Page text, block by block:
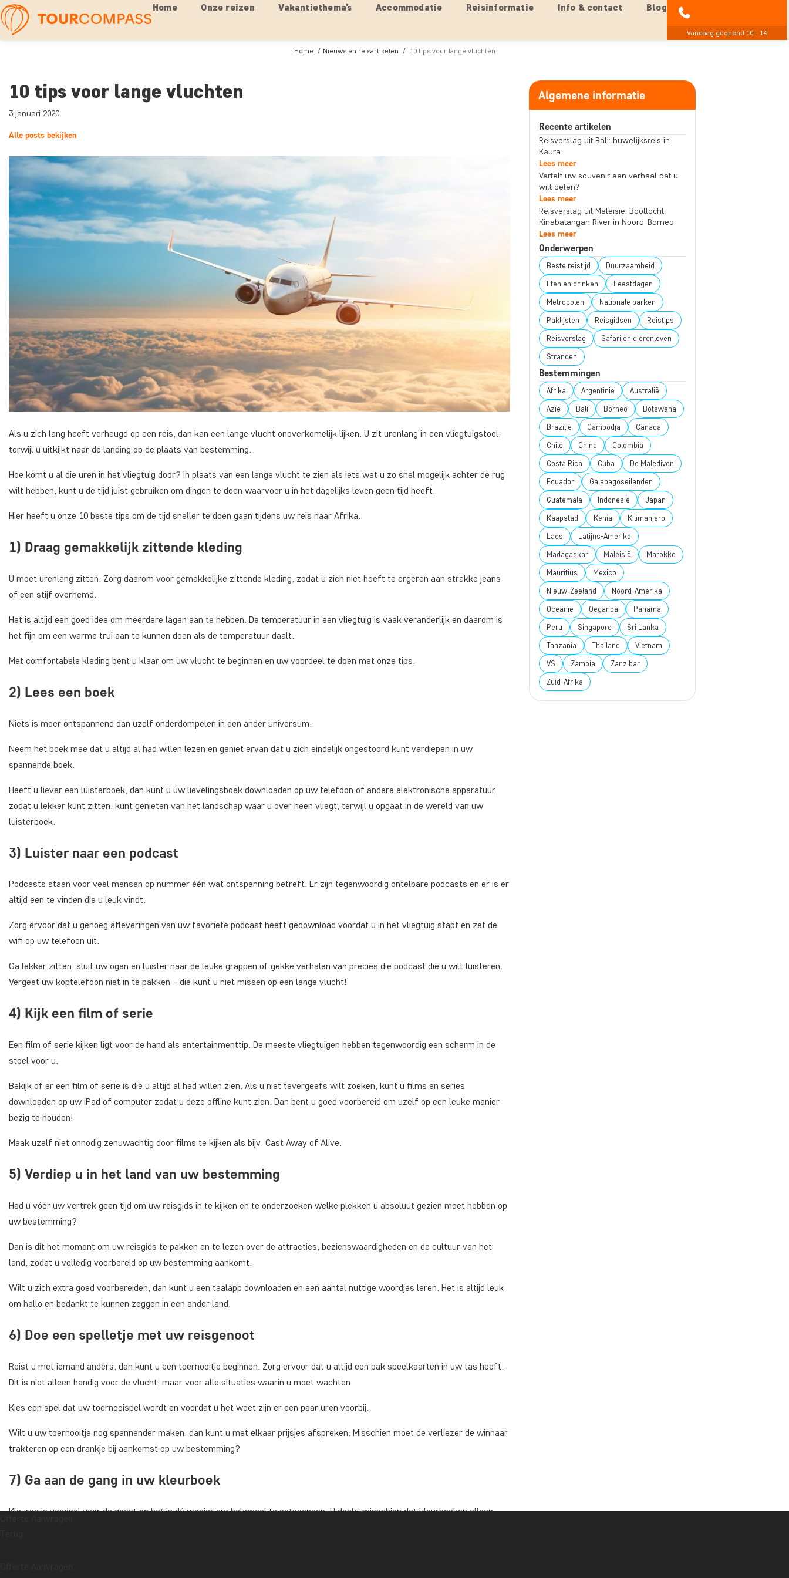
Home Onze reizen Vakantiethema’s Accommodatie Reisinformatie Info & contact Blog
Vandaag geopend 10 - 14
Home Nieuws en reisartikelen 10 tips voor lange vluchten
10 tips voor lange vluchten
3 januari 2020
Alle posts bekijken
Als u zich lang heeft verheugd op een reis, dan kan een lange vlucht onoverkomelijk lijken. U zit urenlang in een vliegtuigstoel,
terwijl u uitkijkt naar de landing op de plaats van bestemming.
Hoe komt u al die uren in het vliegtuig door? In plaats van een lange vlucht te zien als iets wat u zo snel mogelijk achter de rug
wilt hebben, kunt u de tijd juist gebruiken om dingen te doen waarvoor u in het dagelijks leven geen tijd heeft.
Hier heeft u onze 10 beste tips om de tijd sneller te doen gaan tijdens uw reis naar Afrika.
1) Draag gemakkelijk zittende kleding
U moet urenlang zitten. Zorg daarom voor gemakkelijke zittende kleding, zodat u zich niet hoeft te ergeren aan strakke jeans
of een stijf overhemd.
Het is altijd een goed idee om meerdere lagen aan te hebben. De temperatuur in een vliegtuig is vaak veranderlijk en daarom is
het fijn om een warme trui aan te kunnen doen als de temperatuur daalt.
Met comfortabele kleding bent u klaar om uw vlucht te beginnen en uw voordeel te doen met onze tips.
2) Lees een boek
Niets is meer ontspannend dan uzelf onderdompelen in een ander universum.
Neem het boek mee dat u altijd al had willen lezen en geniet ervan dat u zich eindelijk ongestoord kunt verdiepen in uw
spannende boek.
Heeft u liever een luisterboek, dan kunt u uw lievelingsboek downloaden op uw telefoon of andere elektronische apparatuur,
zodat u lekker kunt zitten, kunt genieten van het landschap waar u over heen vliegt, terwijl u opgaat in de wereld van uw
luisterboek.
3) Luister naar een podcast
Podcasts staan voor veel mensen op nummer één wat ontspanning betreft. Er zijn tegenwoordig ontelbare podcasts en er is er
altijd een te vinden die u leuk vindt.
Zorg ervoor dat u genoeg afleveringen van uw favoriete podcast heeft gedownload voordat u in het vliegtuig stapt en zet de
wifi op uw telefoon uit.
Ga lekker zitten, sluit uw ogen en luister naar de leuke grappen of gekke verhalen van precies die podcast die u wilt luisteren.
Vergeet uw koptelefoon niet in te pakken – die kunt u niet missen op een lange vlucht!
4) Kijk een film of serie
Een film of serie kijken ligt voor de hand als entertainmenttip. De meeste vliegtuigen hebben tegenwoordig een scherm in de
stoel voor u.
Bekijk of er een film of serie is die u altijd al had willen zien. Als u niet tevergeefs wilt zoeken, kunt u films en series
downloaden op uw iPad of computer zodat u deze offline kunt zien. Dan bent u goed voorbereid om uzelf op een leuke manier
bezig te houden!
Maak uzelf niet onnodig zenuwachtig door films te kijken als bijv. Cast Away of Alive.
5) Verdiep u in het land van uw bestemming
Had u vóór uw vertrek geen tijd om uw reisgids in te kijken en te onderzoeken welke plekken u absoluut gezien moet hebben op
uw bestemming?
Dan is dit het moment om uw reisgids te pakken en te lezen over de attracties, bezienswaardigheden en de cultuur van het
land, zodat u volledig voorbereid op uw bestemming aankomt.
Wilt u zich extra goed voorbereiden, dan kunt u een taalapp downloaden en een aantal nuttige woordjes leren. Het is altijd leuk
om hallo en bedankt te kunnen zeggen in een ander land.
6) Doe een spelletje met uw reisgenoot
Reist u met iemand anders, dan kunt u een toernooitje beginnen. Zorg ervoor dat u altijd een pak speelkaarten in uw tas heeft.
Dit is niet alleen handig voor de vlucht, maar voor alle situaties waarin u moet wachten.
Kies een spel dat uw toernooispel wordt en voordat u het weet zijn er een paar uren voorbij.
Wilt u uw toernooitje nog spannender maken, dan kunt u met elkaar prijsjes afspreken. Misschien moet de verliezer de winnaar
trakteren op een drankje bij aankomst op uw bestemming?
7) Ga aan de gang in uw kleurboek
Kleuren is voedsel voor de geest en het is dé manier om helemaal te ontspannen. U denkt misschien dat kleurboeken alleen
Algemene informatie
Recente artikelen
Reisverslag uit Bali: huwelijksreis in
Kaura
Lees meer
Vertelt uw souvenir een verhaal dat u
wilt delen?
Lees meer
Reisverslag uit Maleisië: Boottocht
Kinabatangan River in Noord-Borneo
Lees meer
Onderwerpen
Beste reistijd Duurzaamheid
Eten en drinken Feestdagen
Metropolen Nationale parken
Paklijsten Reisgidsen Reistips
Reisverslag Safari en dierenleven
Stranden
Bestemmingen
Afrika Argentinië Australië
Azië Bali Borneo Botswana
Brazilië Cambodja Canada
Chile China Colombia
Costa Rica Cuba De Malediven
Ecuador Galapagoseilanden
Guatemala Indonesië Japan
Kaapstad Kenia Kilimanjaro
Laos Latijns-Amerika
Madagaskar Maleisië Marokko
Mauritius Mexico
Nieuw-Zeeland Noord-Amerika
Oceanië Oeganda Panama
Peru Singapore Sri Lanka
Tanzania Thailand Vietnam
VS Zambia Zanzibar
Zuid-Afrika